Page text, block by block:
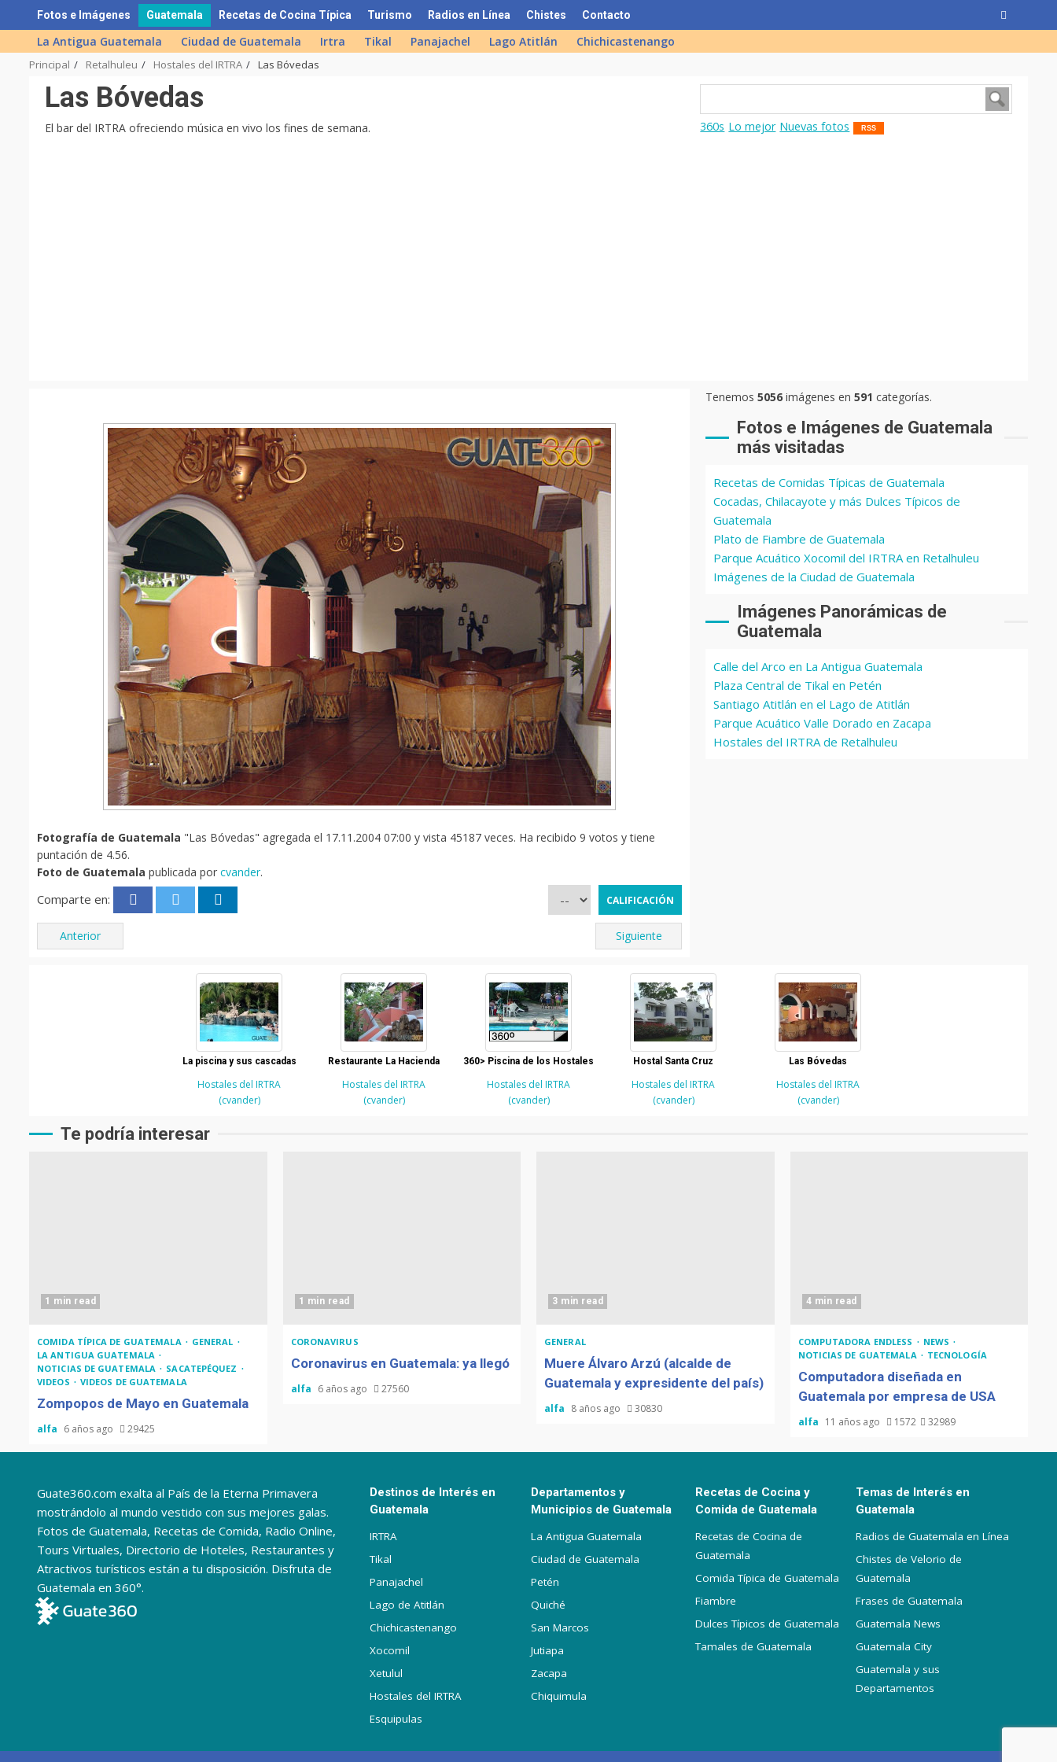
to
content
Fotos e Imágenes Guatemala Recetas de Cocina Típica Turismo Radios en Línea Chistes Contacto
La Antigua Guatemala Ciudad de Guatemala Irtra Tikal Panajachel Lago Atitlán Chichicastenango
Principal Retalhuleu Hostales del IRTRA Las Bóvedas
Las Bóvedas
El bar del IRTRA ofreciendo música en vivo los fines de semana. 360s Lo mejor Nuevas fotos RSS
Fotografía de Guatemala "Las Bóvedas" agregada el 17.11.2004 07:00 y vista 45187 veces. Ha recibido 9 votos y tiene
puntación de 4.56.
Foto de Guatemala publicada por cvander.
Comparte en:
Anterior Siguiente
Tenemos5056 imágenes en591 categorías.
Fotos e Imágenes de Guatemala
más visitadas
Recetas de Comidas Típicas de Guatemala
Cocadas, Chilacayote y más Dulces Típicos de
Guatemala
Plato de Fiambre de Guatemala
Parque Acuático Xocomil del IRTRA en Retalhuleu
Imágenes de la Ciudad de Guatemala
Imágenes Panorámicas de
Guatemala
Calle del Arco en La Antigua Guatemala
Plaza Central de Tikal en Petén
Santiago Atitlán en el Lago de Atitlán
Parque Acuático Valle Dorado en Zacapa
Hostales del IRTRA de Retalhuleu
La piscina y sus cascadas
Hostales del IRTRA
(cvander)
Restaurante La Hacienda
Hostales del IRTRA
(cvander)
360> Piscina de los Hostales
Hostales del IRTRA
(cvander)
Hostal Santa Cruz
Hostales del IRTRA
(cvander)
Las Bóvedas
Hostales del IRTRA
(cvander)
Te podría interesar
1 min read
COMIDA TÍPICA DE GUATEMALA
GENERAL
LA ANTIGUA GUATEMALA
NOTICIAS DE GUATEMALA
SACATEPÉQUEZ
VIDEOS
VIDEOS DE GUATEMALA
Zompopos de Mayo en Guatemala
alfa 6 años ago 29425
1 min read
CORONAVIRUS
Coronavirus en Guatemala: ya llegó
alfa 6 años ago 27560
3 min read
GENERAL
Muere Álvaro Arzú (alcalde de
Guatemala y expresidente del país)
alfa 8 años ago 30830
4 min read
COMPUTADORA ENDLESS
NEWS
NOTICIAS DE GUATEMALA
TECNOLOGÍA
Computadora diseñada en
Guatemala por empresa de USA
alfa 11 años ago 1572 32989
Guate360.com exalta al País de la Eterna Primavera
mostrándolo al mundo vestido con sus mejores galas.
Fotos de Guatemala, Recetas de Comida, Radio Online,
Tours Virtuales, Directorio de Hoteles, Restaurantes y
Atractivos turísticos están a tu disposición. Disfruta de
Guatemala en 360°.
Destinos de Interés en
Guatemala
IRTRA
Tikal
Panajachel
Lago de Atitlán
Chichicastenango
Xocomil
Xetulul
Hostales del IRTRA
Esquipulas
Departamentos y
Municipios de Guatemala
La Antigua Guatemala
Ciudad de Guatemala
Petén
Quiché
San Marcos
Jutiapa
Zacapa
Chiquimula
Recetas de Cocina y
Comida de Guatemala
Recetas de Cocina de
Guatemala
Comida Típica de Guatemala
Fiambre
Dulces Típicos de Guatemala
Tamales de Guatemala
Temas de Interés en
Guatemala
Radios de Guatemala en Línea
Chistes de Velorio de
Guatemala
Frases de Guatemala
Guatemala News
Guatemala City
Guatemala y sus
Departamentos